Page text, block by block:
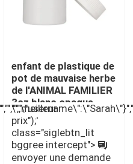
enfant de plastique de
pot de mauvaise herbe
de l'ANIMAL FAMILIER
3oz blanc opaque
résistant
prix");'
class="siglebtn_lit
bggree intercept">
envoyer une demande